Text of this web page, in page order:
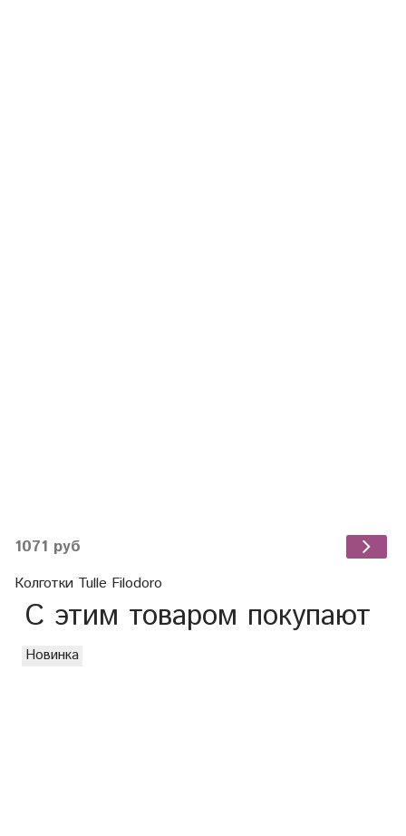
1071 руб
Колготки Tulle Filodoro
С этим товаром покупают
Новинка